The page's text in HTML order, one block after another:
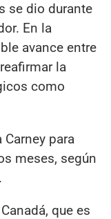
se dio durante
En la
avance entre
la
como
para
meses, según
que es